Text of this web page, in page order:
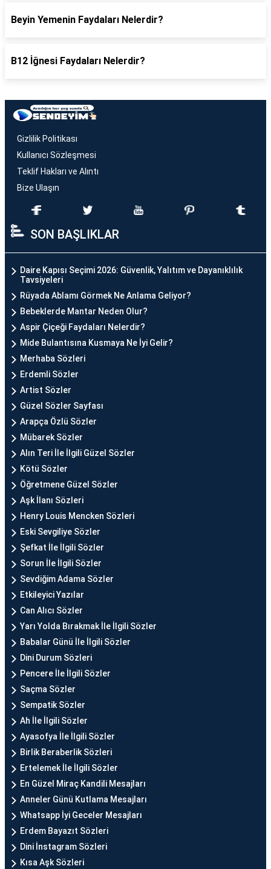
Beyin Yemenin Faydaları Nelerdir?
B12 İğnesi Faydaları Nelerdir?
Gizlilik Politikası
Kullanıcı Sözleşmesi
Teklif Hakları ve Alıntı
Bize Ulaşın
SON BAŞLIKLAR
Daire Kapısı Seçimi 2026: Güvenlik, Yalıtım ve Dayanıklılık
Tavsiyeleri
Rüyada Ablamı Görmek Ne Anlama Geliyor?
Bebeklerde Mantar Neden Olur?
Aspir Çiçeği Faydaları Nelerdir?
Mide Bulantısına Kusmaya Ne İyi Gelir?
Merhaba Sözleri
Erdemli Sözler
Artist Sözler
Güzel Sözler Sayfası
Arapça Özlü Sözler
Mübarek Sözler
Alın Teri İle İlgili Güzel Sözler
Kötü Sözler
Öğretmene Güzel Sözler
Aşk İlanı Sözleri
Henry Louis Mencken Sözleri
Eski Sevgiliye Sözler
Şefkat İle İlgili Sözler
Sorun İle İlgili Sözler
Sevdiğim Adama Sözler
Etkileyici Yazılar
Can Alıcı Sözler
Yarı Yolda Bırakmak İle İlgili Sözler
Babalar Günü İle İlgili Sözler
Dini Durum Sözleri
Pencere İle İlgili Sözler
Saçma Sözler
Sempatik Sözler
Ah İle İlgili Sözler
Ayasofya İle İlgili Sözler
Birlik Beraberlik Sözleri
Ertelemek İle İlgili Sözler
En Güzel Miraç Kandili Mesajları
Anneler Günü Kutlama Mesajları
Whatsapp İyi Geceler Mesajları
Erdem Bayazıt Sözleri
Dini İnstagram Sözleri
Kısa Aşk Sözleri